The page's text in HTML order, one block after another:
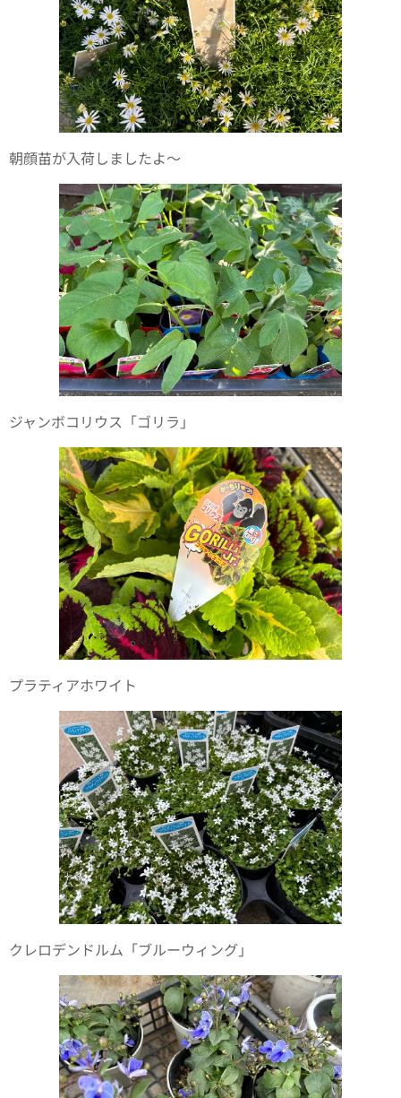
朝顔苗が入荷しましたよ〜
ジャンボコリウス「ゴリラ」
プラティアホワイト
クレロデンドルム「ブルーウィング」